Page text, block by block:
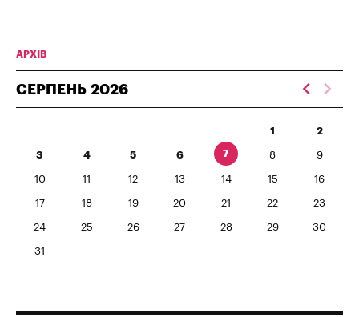
АРХІВ
СЕРПЕНЬ 2026
1 2
3 4 5 6 7 8 9
10 11 12 13 14 15 16
17 18 19 20 21 22 23
24 25 26 27 28 29 30
31